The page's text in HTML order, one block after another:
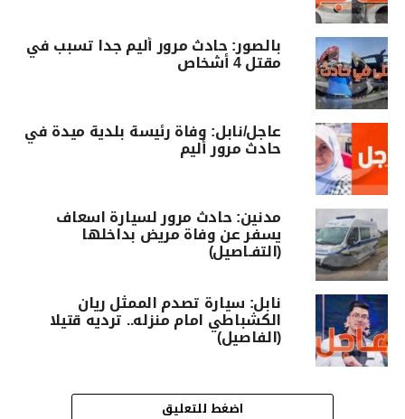
بالصور: حادث مرور أليم جدا تسبب في
مقتل 4 أشخاص
عاجل/نابل: وفاة رئيسة بلدية ميدة في
حادث مرور أليم
مدنين: حادث مرور لسيارة اسعاف
يسفر عن وفاة مريض بداخلها
(التفـاصيل)
نابل: سيارة تصدم الممثل ريان
الكشباطي امام منزله.. ترديه قتيلا
(الفاصيل)
اضغط للتعليق